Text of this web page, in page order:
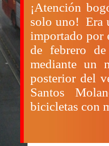
¡Atención
solo uno! Era
importado por
de febrero
mediante un
posterior del
Santos
bicicletas con